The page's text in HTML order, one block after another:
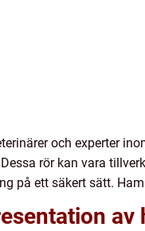
och experter
rör kan vara
på ett säkert sätt.
av